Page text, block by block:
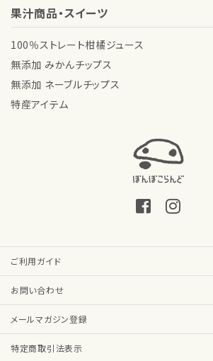
果汁商品・スイーツ
100％ストレート柑橘ジュース
無添加 みかんチップス
無添加 ネーブルチップス
特産アイテム
ご利用ガイド
お問い合わせ
メールマガジン登録
特定商取引法表示